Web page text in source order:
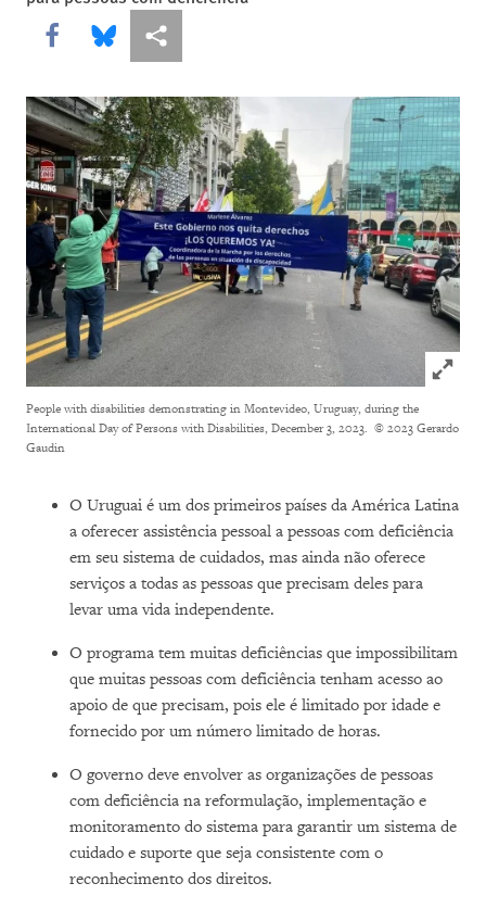
Share this via Facebook
Share this via Bluesky
Share this via Compartilhar
Click
People with disabilities demonstrating in Montevideo, Uruguay, during the
International Day of Persons with Disabilities, December 3, 2023. © 2023 Gerardo
Gaudin
O Uruguai é um dos primeiros países da América Latina
a oferecer assistência pessoal a pessoas com deficiência
em seu sistema de cuidados, mas ainda não oferece
serviços a todas as pessoas que precisam deles para
levar uma vida independente.
O programa tem muitas deficiências que impossibilitam
que muitas pessoas com deficiência tenham acesso ao
apoio de que precisam, pois ele é limitado por idade e
fornecido por um número limitado de horas.
O governo deve envolver as organizações de pessoas
com deficiência na reformulação, implementação e
monitoramento do sistema para garantir um sistema de
cuidado e suporte que seja consistente com o
reconhecimento dos direitos.